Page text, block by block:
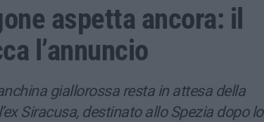
aspetta ancora: il
l’annuncio
giallorossa resta in attesa della
Siracusa, destinato allo Spezia dopo lo